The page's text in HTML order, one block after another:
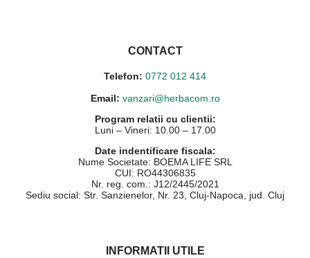
CONTACT
Telefon: 0772 012 414
Email: vanzari@herbacom.ro
Program relatii cu clientii:
Luni – Vineri: 10.00 – 17.00
Date indentificare fiscala:
Nume Societate: BOEMA LIFE SRL
CUI: RO44306835
Nr. reg. com.: J12/2445/2021
Sediu social: Str. Sanzienelor, Nr. 23, Cluj-Napoca, jud. Cluj
INFORMATII UTILE